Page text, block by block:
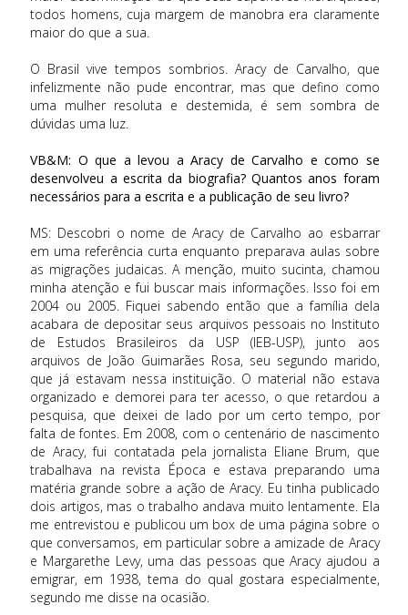
todos homens, cuja margem de manobra era claramente
maior do que a sua.
O Brasil vive tempos sombrios. Aracy de Carvalho, que
infelizmente não pude encontrar, mas que defino como
uma mulher resoluta e destemida, é sem sombra de
dúvidas uma luz.
VB&M: O que a levou a Aracy de Carvalho e como se
desenvolveu a escrita da biografia? Quantos anos foram
necessários para a escrita e a publicação de seu livro?
MS: Descobri o nome de Aracy de Carvalho ao esbarrar
em uma referência curta enquanto preparava aulas sobre
as migrações judaicas. A menção, muito sucinta, chamou
minha atenção e fui buscar mais informações. Isso foi em
2004 ou 2005. Fiquei sabendo então que a família dela
acabara de depositar seus arquivos pessoais no Instituto
de Estudos Brasileiros da USP (IEB-USP), junto aos
arquivos de João Guimarães Rosa, seu segundo marido,
que já estavam nessa instituição. O material não estava
organizado e demorei para ter acesso, o que retardou a
pesquisa, que deixei de lado por um certo tempo, por
falta de fontes. Em 2008, com o centenário de nascimento
de Aracy, fui contatada pela jornalista Eliane Brum, que
trabalhava na revista Época e estava preparando uma
matéria grande sobre a ação de Aracy. Eu tinha publicado
dois artigos, mas o trabalho andava muito lentamente. Ela
me entrevistou e publicou um box de uma página sobre o
que conversamos, em particular sobre a amizade de Aracy
e Margarethe Levy, uma das pessoas que Aracy ajudou a
emigrar, em 1938, tema do qual gostara especialmente,
segundo me disse na ocasião.